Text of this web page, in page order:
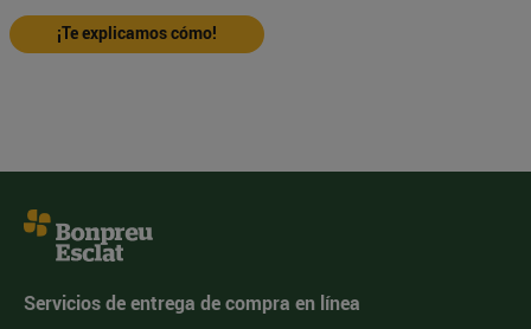
¡Te explicamos cómo!
Servicios de entrega de compra en línea